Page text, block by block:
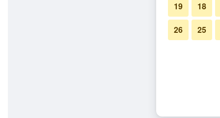
18
19
25
26